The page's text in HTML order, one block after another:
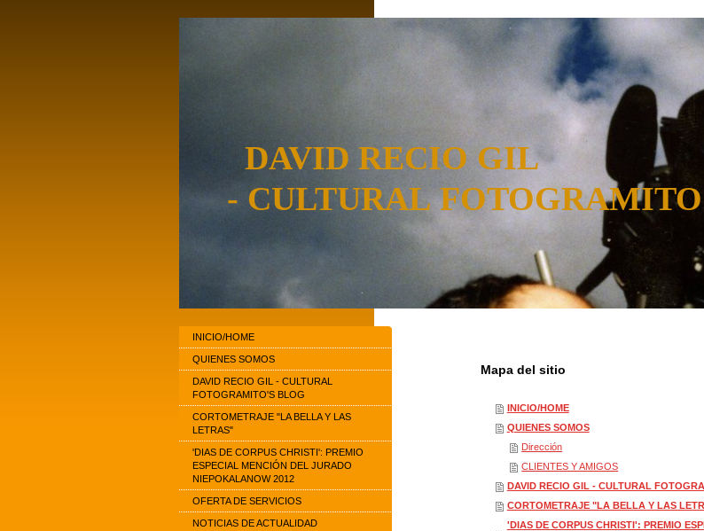
DAVID RECIO GIL
- CULTURAL
Mapa del sitio
INICIO/HOME
QUIENES SOMOS
Dirección
CLIENTES Y AMIGOS
DAVID RECIO GIL - CULTURAL
CORTOMETRAJE "LA BELLA Y LAS
'DIAS DE CORPUS CHRISTI': PREMIO
INICIO/HOME
QUIENES SOMOS
DAVID RECIO GIL - CULTURAL
FOTOGRAMITO'S BLOG
CORTOMETRAJE "LA BELLA Y LAS
LETRAS"
'DIAS DE CORPUS CHRISTI': PREMIO
ESPECIAL MENCIÓN DEL JURADO
NIEPOKALANOW 2012
OFERTA DE SERVICIOS
NOTICIAS DE ACTUALIDAD